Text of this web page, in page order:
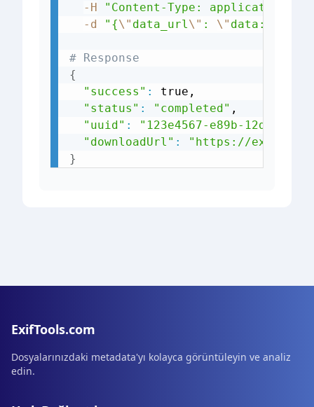
-H
"Content-Type: application/
-d
"{\" data_url\" : \" data:image/
# Response
{
"success" :
true,
"status" : "completed" ,
"uuid" :
"123e4567-e89b-12d3-
"downloadUrl" :
"https://
}
ExifTools.com
Dosyalarınızdaki metadata'yı kolayca görüntüleyin ve analiz
edin.